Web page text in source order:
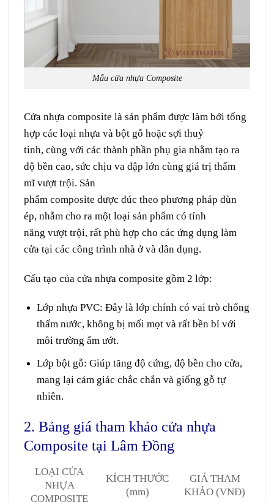
Mẫu cửa nhựa Composite
Cửa nhựa composite là sản phẩm được làm bởi tổng
hợp các loại nhựa và bột gỗ hoặc sợi thuỷ
tinh, cùng với các thành phần phụ gia nhằm tạo ra
độ bền cao, sức chịu va đập lớn cùng giá trị thẩm
mĩ vượt trội. Sản
phẩm composite được đúc theo phương pháp đùn
ép, nhằm cho ra một loại sản phẩm có tính
năng vượt trội, rất phù hợp cho các ứng dụng làm
cửa tại các công trình nhà ở và dân dụng.
Cấu tạo của cửa nhựa composite gồm 2 lớp:
Lớp nhựa PVC: Đây là lớp chính có vai trò chống
thấm nước, không bị mối mọt và rất bền bỉ với
môi trường ẩm ướt.
Lớp bột gỗ: Giúp tăng độ cứng, độ bền cho cửa,
mang lại cảm giác chắc chắn và giống gỗ tự
nhiên.
2. Bảng giá tham khảo cửa nhựa
Composite tại Lâm Đồng
LOẠI CỬA
NHỰA
COMPOSITE
KÍCH THƯỚC
(mm)
GIÁ THAM
KHẢO (VNĐ)